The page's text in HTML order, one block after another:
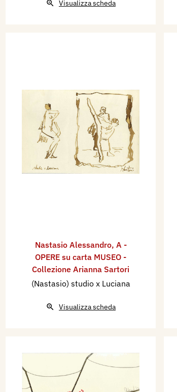
Visualizza scheda
Nastasio Alessandro, A -
OPERE su carta MUSEO -
Collezione Arianna Sartori
(Nastasio) studio x Luciana
Visualizza scheda